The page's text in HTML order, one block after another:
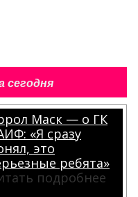
сегодня
Маск — о ГК
«Я сразу
это
ребята»
подробнее